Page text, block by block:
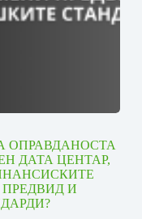
ОПРАВДАНОСТА
ДАТА ЦЕНТАР,
И